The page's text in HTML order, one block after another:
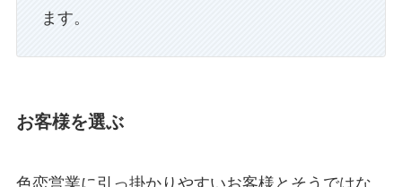
ます。
お客様を選ぶ